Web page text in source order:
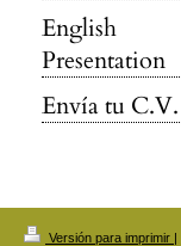
English
Presentation
Envía tu C.V.
Versión para imprimir |